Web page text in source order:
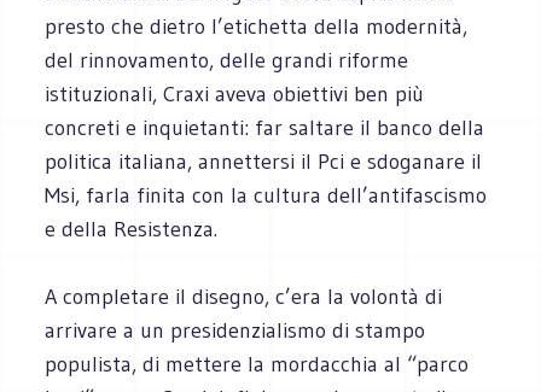
presto che dietro l’etichetta della modernità,
del rinnovamento, delle grandi riforme
istituzionali, Craxi aveva obiettivi ben più
concreti e inquietanti: far saltare il banco della
politica italiana, annettersi il Pci e sdoganare il
Msi, farla finita con la cultura dell’antifascismo
e della Resistenza.
A completare il disegno, c’era la volontà di
arrivare a un presidenzialismo di stampo
populista, di mettere la mordacchia al “parco